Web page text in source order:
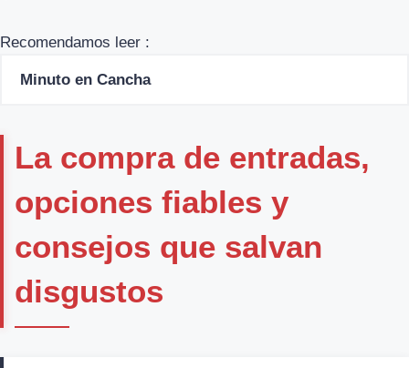
Recomendamos leer :
Minuto en Cancha
La compra de entradas,
opciones fiables y
consejos que salvan
disgustos